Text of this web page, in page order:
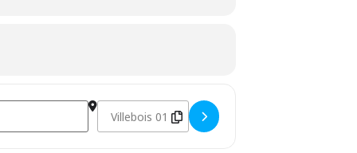
Destination Address - Randonnées pour